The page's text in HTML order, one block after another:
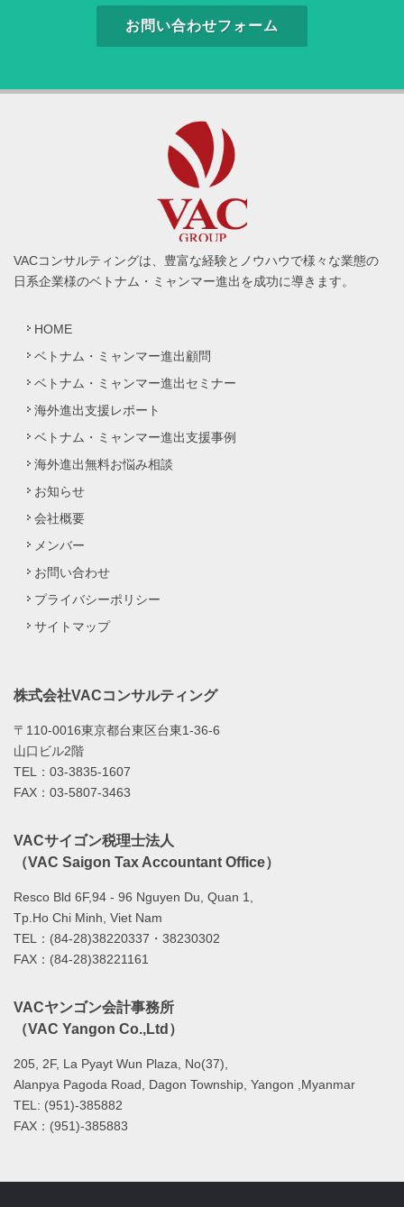
お問い合わせフォーム
VACコンサルティングは、豊富な経験とノウハウで様々な業態の
日系企業様のベトナム・ミャンマー進出を成功に導きます。
HOME
ベトナム・ミャンマー進出顧問
ベトナム・ミャンマー進出セミナー
海外進出支援レポート
ベトナム・ミャンマー進出支援事例
海外進出無料お悩み相談
お知らせ
会社概要
メンバー
お問い合わせ
プライバシーポリシー
サイトマップ
株式会社VACコンサルティング
〒110-0016東京都台東区台東1-36-6
山口ビル2階
TEL：03-3835-1607
FAX：03-5807-3463
VACサイゴン税理士法人
（VAC Saigon Tax Accountant Office）
Resco Bld 6F,94 - 96 Nguyen Du, Quan 1,
Tp.Ho Chi Minh, Viet Nam
TEL：(84-28)38220337・38230302
FAX：(84-28)38221161
VACヤンゴン会計事務所
（VAC Yangon Co.,Ltd）
205, 2F, La Pyayt Wun Plaza, No(37),
Alanpya Pagoda Road, Dagon Township, Yangon ,Myanmar
TEL: (951)-385882
FAX：(951)-385883